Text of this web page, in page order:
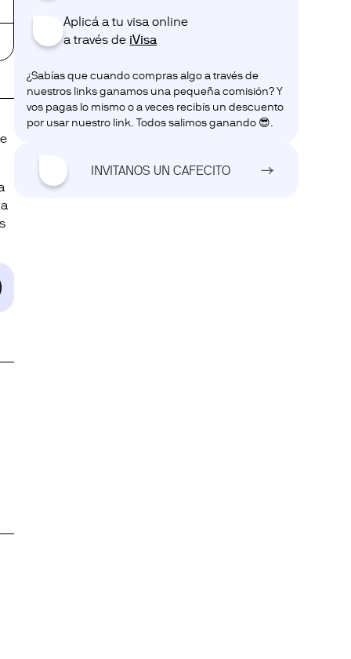
Aplicá a tu visa online
a través de ‎‎‎ iVisa
¿Sabías que cuando compras algo a través de
nuestros links ganamos una pequeña comisión? Y
vos pagas lo mismo o a veces recibís un descuento
por usar nuestro link. Todos salimos ganando 😎.
INVITANOS UN CAFECITO